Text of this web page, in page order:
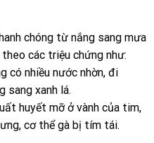
chóng từ nắng sang mưa
các triệu chứng như:
có nhiều nước nhờn, đi
sang xanh lá.
huyết mỡ ở vành của tim,
cơ thể gà bị tím tái.